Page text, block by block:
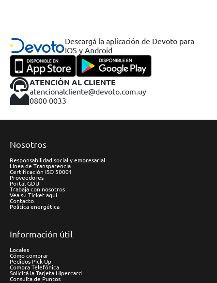
Descargá la aplicación de Devoto para
IOS y Android
ATENCIÓN AL CLIENTE
atencionalcliente@devoto.com.uy
0800 0033
Nosotros
Responsabilidad social y empresarial
Línea de Transparencia
Certificación ISO 50001
Proveedores
Portal GDU
Trabaja con nosotros
Vea su Ticket aquí
Contacto
Política energética
Información útil
Locales
Cómo comprar
Pedidos Pick Up
Compra Telefónica
Solicitá la Tarjeta Hipercard
Consulta de Puntos